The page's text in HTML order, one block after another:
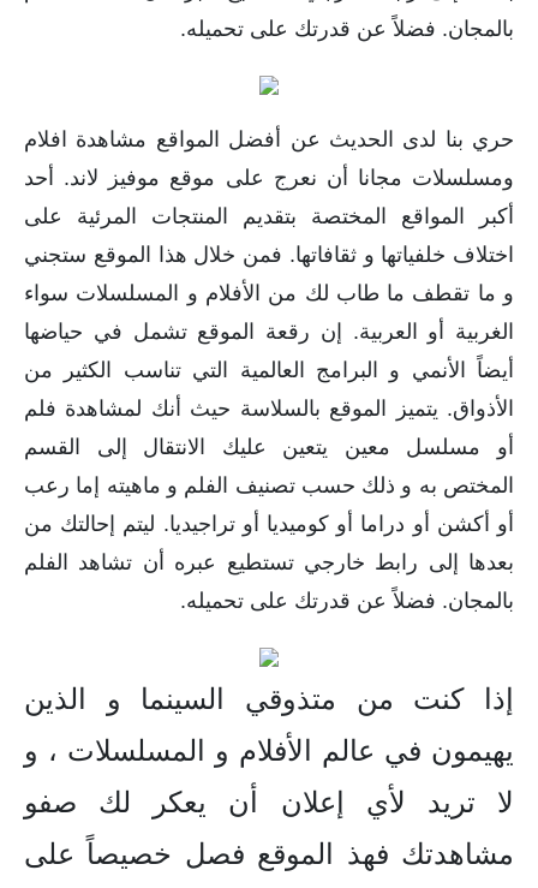
بالمجان. فضلاً عن قدرتك على تحميله.
حري بنا لدى الحديث عن أفضل المواقع مشاهدة افلام
ومسلسلات مجانا أن نعرج على موقع موفيز لاند. أحد
أكبر المواقع المختصة بتقديم المنتجات المرئية على
اختلاف خلفياتها و ثقافاتها. فمن خلال هذا الموقع ستجني
و ما تقطف ما طاب لك من الأفلام و المسلسلات سواء
الغربية أو العربية. إن رقعة الموقع تشمل في حياضها
أيضاً الأنمي و البرامج العالمية التي تناسب الكثير من
الأذواق. يتميز الموقع بالسلاسة حيث أنك لمشاهدة فلم
أو مسلسل معين يتعين عليك الانتقال إلى القسم
المختص به و ذلك حسب تصنيف الفلم و ماهيته إما رعب
أو أكشن أو دراما أو كوميديا أو تراجيديا. ليتم إحالتك من
بعدها إلى رابط خارجي تستطيع عبره أن تشاهد الفلم
بالمجان. فضلاً عن قدرتك على تحميله.
إذا كنت من متذوقي السينما و الذين
يهيمون في عالم الأفلام و المسلسلات ، و
لا تريد لأي إعلان أن يعكر لك صفو
مشاهدتك فهذ الموقع فصل خصيصاً على